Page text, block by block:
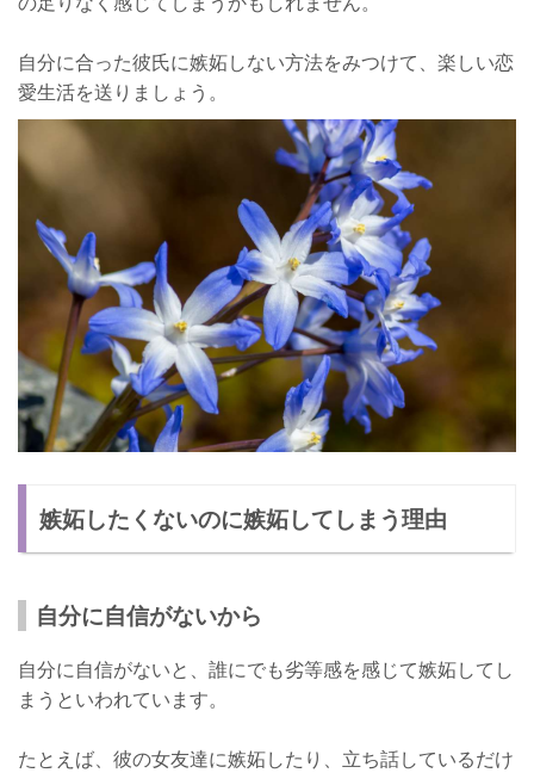
自分に合った彼氏に嫉妬しない方法をみつけて、楽しい恋
愛生活を送りましょう。
嫉妬したくないのに嫉妬してしまう理由
自分に自信がないから
自分に自信がないと、誰にでも劣等感を感じて嫉妬してし
まうといわれています。
たとえば、彼の女友達に嫉妬したり、立ち話しているだけ